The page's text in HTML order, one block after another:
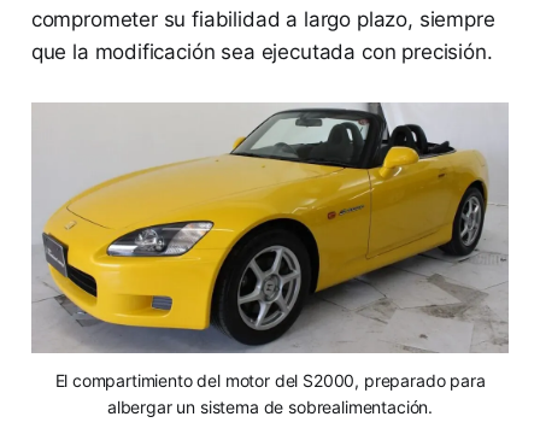
comprometer su fiabilidad a largo plazo, siempre
que la modificación sea ejecutada con precisión.
El compartimiento del motor del S2000, preparado para
albergar un sistema de sobrealimentación.